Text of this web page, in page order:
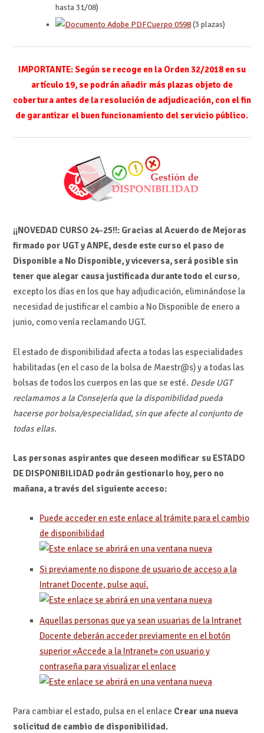
hasta 31/08)
Cuerpo 0598(3 plazas)
IMPORTANTE: Según se recoge en la Orden 32/2018 en su
artículo 19, se podrán añadir más plazas objeto de
cobertura antes de la resolución de adjudicación, con el fin
de garantizar el buen funcionamiento del servicio público.
¡¡NOVEDAD CURSO 24-25!!: Gracias al Acuerdo de Mejoras
firmado por UGT y ANPE, desde este curso el paso de
Disponible a No Disponible, y viceversa, será posible sin
tener que alegar causa justificada durante todo el curso,
excepto los días en los que hay adjudicación, eliminándose la
necesidad de justificar el cambio a No Disponible de enero a
junio, como venía reclamando UGT.
El estado de disponibilidad afecta a todas las especialidades
habilitadas (en el caso de la bolsa de Maestr@s) y a todas las
bolsas de todos los cuerpos en las que se esté. Desde UGT
reclamamos a la Consejería que la disponibilidad pueda
hacerse por bolsa/especialidad, sin que afecte al conjunto de
todas ellas.
Las personas aspirantes que deseen modificar su ESTADO
DE DISPONIBILIDAD podrán gestionarlo hoy, pero no
mañana, a través del siguiente acceso:
Puede acceder en este enlace al trámite para el cambio
de disponibilidad
Si previamente no dispone de usuario de acceso a la
Intranet Docente, pulse aquí.
Aquellas personas que ya sean usuarias de la Intranet
Docente deberán acceder previamente en el botón
superior «Accede a la Intranet» con usuario y
contraseña para visualizar el enlace
Para cambiar el estado, pulsa en el enlace Crear una nueva
solicitud de cambio de disponibilidad.